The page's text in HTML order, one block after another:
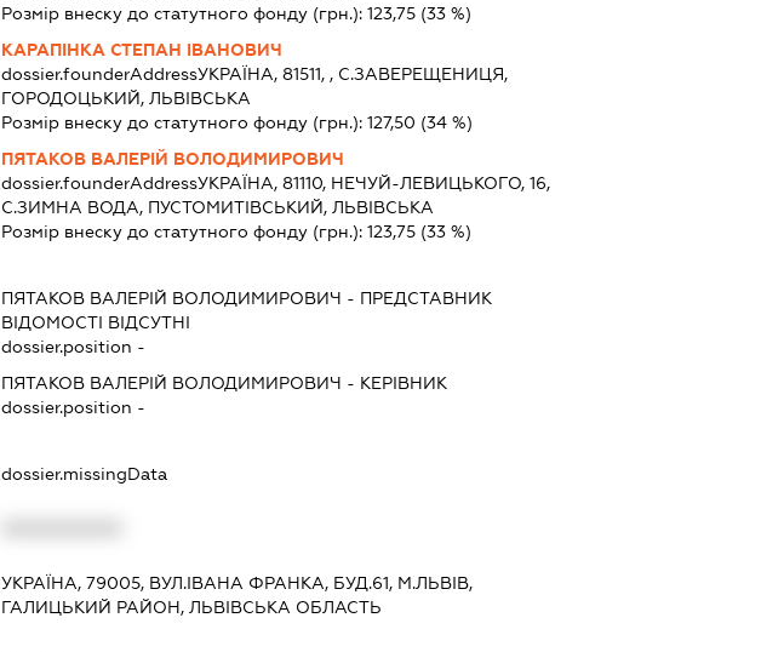
Розмір внеску до статутного фонду (грн.): 123,75(33 %)
КАРАПІНКА СТЕПАН ІВАНОВИЧ
dossier.founderAddressУКРАЇНА, 81511, , С.ЗАВЕРЕЩЕНИЦЯ,
ГОРОДОЦЬКИЙ, ЛЬВІВСЬКА
Розмір внеску до статутного фонду (грн.): 127,50 (34 %)
ПЯТАКОВ ВАЛЕРІЙ ВОЛОДИМИРОВИЧ
dossier.founderAddressУКРАЇНА, 81110, НЕЧУЙ-ЛЕВИЦЬКОГО, 16,
С.ЗИМНА ВОДА, ПУСТОМИТІВСЬКИЙ, ЛЬВІВСЬКА
Розмір внеску до статутного фонду (грн.): 123,75(33 %)
ПЯТАКОВ ВАЛЕРІЙ ВОЛОДИМИРОВИЧ - ПРЕДСТАВНИК
ВІДОМОСТІ ВІДСУТНІ
dossier.position -
ПЯТАКОВ ВАЛЕРІЙ ВОЛОДИМИРОВИЧ - КЕРІВНИК
dossier.position -
dossier.missingData
УКРАЇНА, 79005, ВУЛ.ІВАНА ФРАНКА, БУД.61, М.ЛЬВІВ,
ГАЛИЦЬКИЙ РАЙОН, ЛЬВІВСЬКА ОБЛАСТЬ